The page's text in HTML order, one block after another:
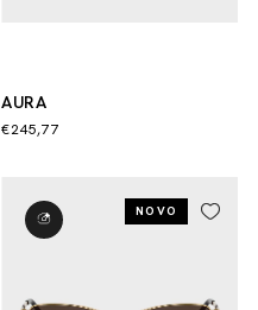
AURA
€245,77
NOVO